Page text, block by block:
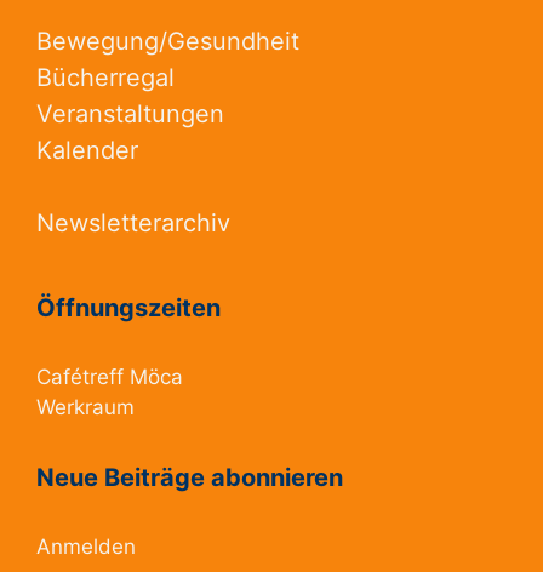
Bewegung/Gesundheit
Bücherregal
Veranstaltungen
Kalender
Newsletterarchiv
Öffnungszeiten
Cafétreff Möca
Werkraum
Neue Beiträge abonnieren
Anmelden